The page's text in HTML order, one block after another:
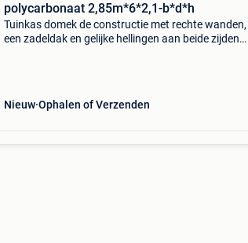
polycarbonaat 2,85m*6*2,1-b*d*h
Tuinkas domek de constructie met rechte wanden,
een zadeldak en gelijke hellingen aan beide zijden
Nieuw Ophalen of Verzenden